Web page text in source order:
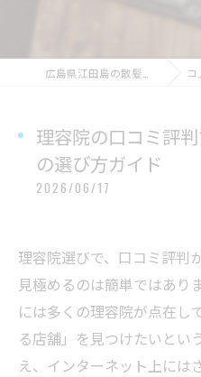
コラム
理容院の口コミ評
の選び方ガイド
2026/06/17
理容院選びで、口コミ評判
見極めるのは簡単ではあり
には多くの理容院が点在し
る店舗」を見つけたいとい
え、インターネット上には